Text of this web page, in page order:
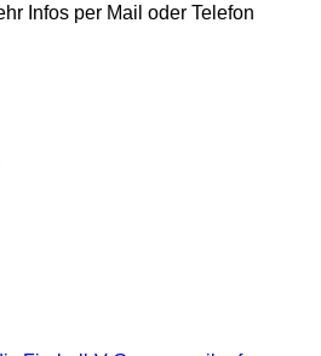
Infos per Mail oder Telefon